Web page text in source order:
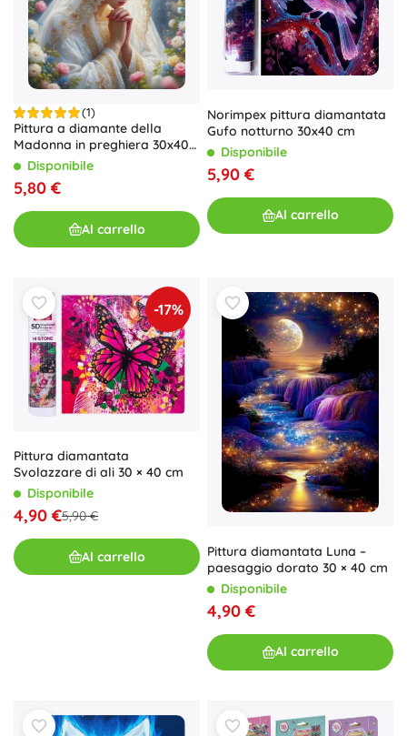
(1)
Pittura a diamante della
Madonna in preghiera 30x40
cmDisponibile
5,80 €
Al carrello
Norimpex pittura diamantata
Gufo notturno 30x40 cm
Disponibile
5,90 €
Al carrello
-17%
Pittura diamantata
Svolazzare di ali 30 × 40 cm
Disponibile
4,90 €5,90 €
Al carrello
Pittura diamantata Luna –
paesaggio dorato 30 × 40 cm
Disponibile
4,90 €
Al carrello